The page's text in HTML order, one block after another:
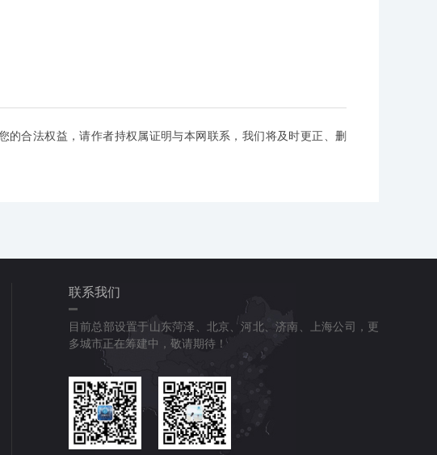
合法权益，请作者持权属证明与本网联系，我们将及时更正、删
联系我们
目前总部设置于山东菏泽、北京、河北、济南、上海公司，更
多城市正在筹建中，敬请期待！